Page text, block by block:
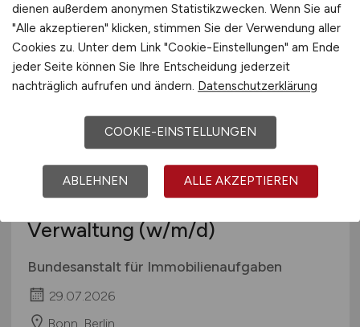
Architektin/Architekt oder
Bauingenieurin/Bauingenieur für
öffentliches Bauen und
Verwaltung(w/m/d)
Bundesanstalt für Immobilienaufgaben
29.07.2026
Bonn, Berlin
dienen außerdem anonymen Statistikzwecken. Wenn Sie auf
"Alle akzeptieren" klicken, stimmen Sie der Verwendung aller
Cookies zu. Unter dem Link "Cookie-Einstellungen" am Ende
jeder Seite können Sie Ihre Entscheidung jederzeit
nachträglich aufrufen und ändern. Datenschutzerklärung
COOKIE-EINSTELLUNGEN
ABLEHNEN ALLE AKZEPTIEREN